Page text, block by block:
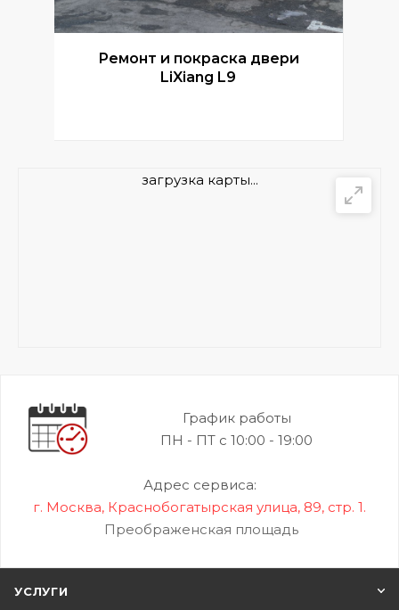
Ремонт и покраска двери
LiXiang L9
загрузка карты...
График работы
ПН - ПТ с 10:00 - 19:00
Адрес сервиса:
г. Москва, Краснобогатырская улица, 89, стр. 1.
Преображенская площадь
УСЛУГИ